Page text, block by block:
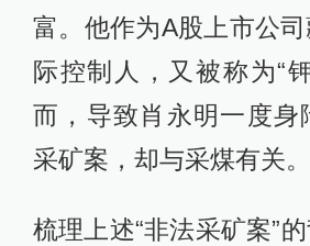
富。他作为A股上市公
际控制人，又被称为“
而，导致肖永明一度身
采矿案，却与采煤有关。
梳理上述“非法采矿案”